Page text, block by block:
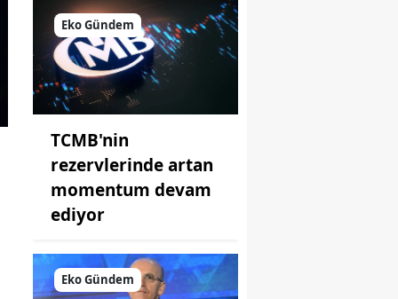
Eko Gündem
TCMB'nin
rezervlerinde artan
momentum devam
ediyor
Eko Gündem